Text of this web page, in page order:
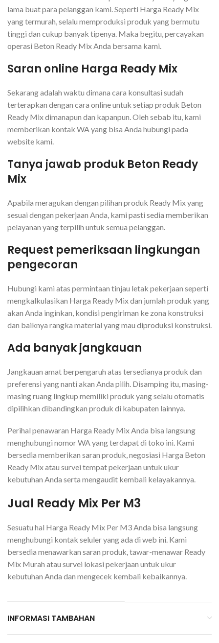
lama buat para pelanggan kami. Seperti Harga Ready Mix
yang termurah, selalu memproduksi produk yang bermutu
tinggi dan cukup banyak tipenya. Maka begitu, percayakan
operasi Beton Ready Mix Anda bersama kami.
Saran online Harga Ready Mix
Sekarang adalah waktu dimana cara konsultasi sudah
terterapkan dengan cara online untuk setiap produk Beton
Ready Mix dimanapun dan kapanpun. Oleh sebab itu, kami
memberikan kontak WA yang bisa Anda hubungi pada
website kami.
Tanya jawab produk Beton Ready
Mix
Apabila meragukan dengan pilihan produk Ready Mix yang
sesuai dengan pekerjaan Anda, kami pasti sedia memberikan
pelayanan yang terpilih untuk semua pelanggan.
Request pemeriksaan lingkungan
pengecoran
Hubungi kami atas permintaan tinjau letak pekerjaan seperti
mengkalkulasikan Harga Ready Mix dan jumlah produk yang
akan Anda inginkan, kondisi pengiriman ke zona konstruksi
dan baiknya rangka material yang mau diproduksi konstruksi.
Ada banyak jangkauan
Jangkauan amat berpengaruh atas tersedianya produk dan
preferensi yang nanti akan Anda pilih. Disamping itu, masing-
masing ruang lingkup memiliki produk yang selalu otomatis
dipilihkan dibandingkan produk di kabupaten lainnya.
Perihal penawaran Harga Ready Mix Anda bisa langsung
menghubungi nomor WA yang terdapat di toko ini. Kami
bersedia memberikan saran produk, negosiasi Harga Beton
Ready Mix atau survei tempat pekerjaan untuk ukur
kebutuhan Anda serta mengaudit kembali kelayakannya.
Jual Ready Mix Per M3
Sesuatu hal Harga Ready Mix Per M3 Anda bisa langsung
menghubungi kontak seluler yang ada di web ini. Kami
bersedia menawarkan saran produk, tawar-menawar Ready
Mix Murah atau survei lokasi pekerjaan untuk ukur
kebutuhan Anda dan mengecek kembali kebaikannya.
INFORMASI TAMBAHAN